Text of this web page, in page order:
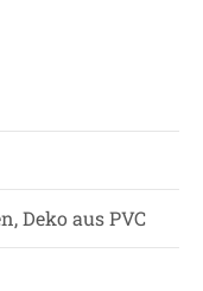
Deko aus PVC